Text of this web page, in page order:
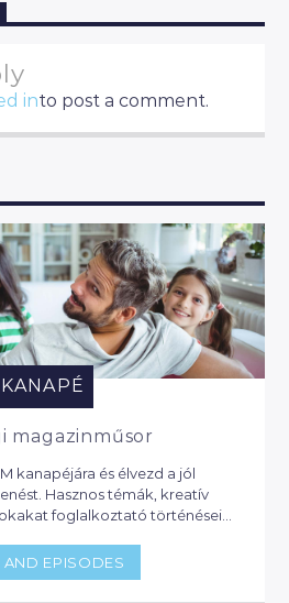
into post a comment.
KANAPÉ
magazinműsor
kanapéjára és élvezd a jól
Hasznos témák, kreatív
foglalkoztató történései
nálunk.
AND EPISODES